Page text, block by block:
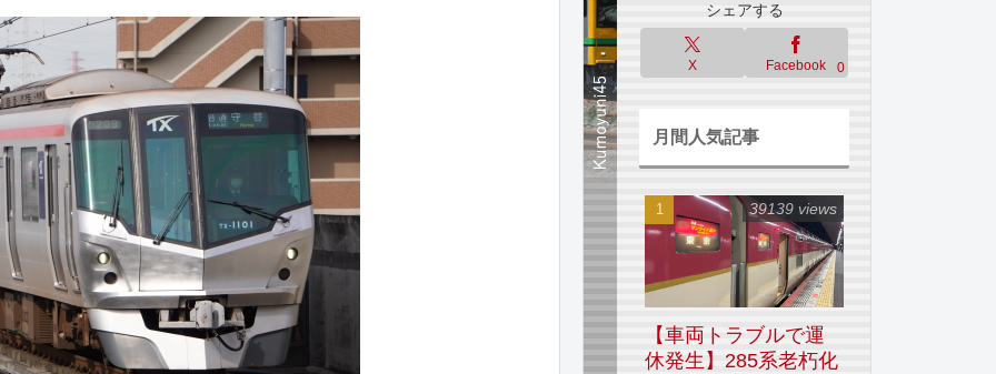
シェアする
X Facebook 0
月間人気記事
【車両トラブルで運
休発生】285系老朽化
39139 views